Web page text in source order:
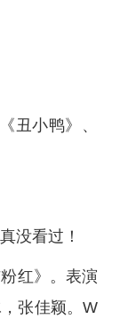
丑小鸭》、
没看过！
红》。表演
张佳颖。W